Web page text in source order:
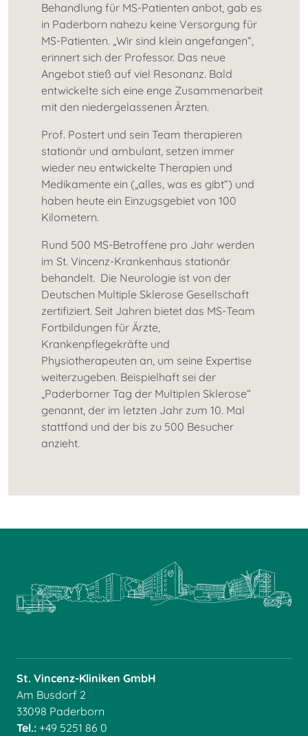
Behandlung für MS-Patienten anbot, gab es
in Paderborn nahezu keine Versorgung für
MS-Patienten. „Wir sind klein angefangen“,
erinnert sich der Professor. Das neue
Angebot stieß auf viel Resonanz. Bald
entwickelte sich eine enge Zusammenarbeit
mit den niedergelassenen Ärzten.
Prof. Postert und sein Team therapieren
stationär und ambulant, setzen immer
wieder neu entwickelte Therapien und
Medikamente ein („alles, was es gibt“) und
haben heute ein Einzugsgebiet von 100
Kilometern.
Rund 500 MS-Betroffene pro Jahr werden
im St. Vincenz-Krankenhaus stationär
behandelt. Die Neurologie ist von der
Deutschen Multiple Sklerose Gesellschaft
zertifiziert. Seit Jahren bietet das MS-Team
Fortbildungen für Ärzte,
Krankenpflegekräfte und
Physiotherapeuten an, um seine Expertise
weiterzugeben. Beispielhaft sei der
„Paderborner Tag der Multiplen Sklerose“
genannt, der im letzten Jahr zum 10. Mal
stattfand und der bis zu 500 Besucher
anzieht.
St. Vincenz-Kliniken GmbH
Am Busdorf 2
33098 Paderborn
Tel.: +49 5251 86 0